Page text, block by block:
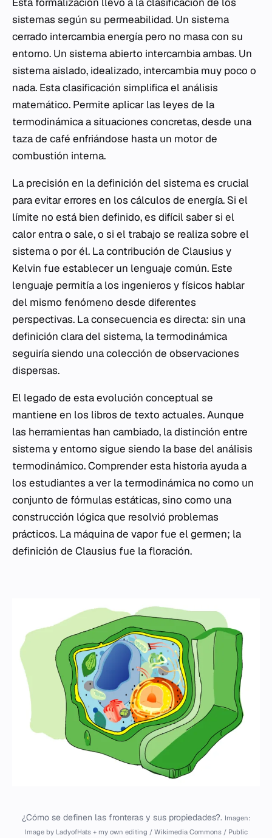
sistemas según su permeabilidad. Un sistema
cerrado intercambia energía pero no masa con su
entorno. Un sistema abierto intercambia ambas. Un
sistema aislado, idealizado, intercambia muy poco o
nada. Esta clasificación simplifica el análisis
matemático. Permite aplicar las leyes de la
termodinámica a situaciones concretas, desde una
taza de café enfriándose hasta un motor de
combustión interna.
La precisión en la definición del sistema es crucial
para evitar errores en los cálculos de energía. Si el
límite no está bien definido, es difícil saber si el
calor entra o sale, o si el trabajo se realiza sobre el
sistema o por él. La contribución de Clausius y
Kelvin fue establecer un lenguaje común. Este
lenguaje permitía a los ingenieros y físicos hablar
del mismo fenómeno desde diferentes
perspectivas. La consecuencia es directa: sin una
definición clara del sistema, la termodinámica
seguiría siendo una colección de observaciones
dispersas.
El legado de esta evolución conceptual se
mantiene en los libros de texto actuales. Aunque
las herramientas han cambiado, la distinción entre
sistema y entorno sigue siendo la base del análisis
termodinámico. Comprender esta historia ayuda a
los estudiantes a ver la termodinámica no como un
conjunto de fórmulas estáticas, sino como una
construcción lógica que resolvió problemas
prácticos. La máquina de vapor fue el germen; la
definición de Clausius fue la floración.
¿Cómo se definen las fronteras y sus propiedades?. Imagen:
Image by LadyofHats + my own editing / Wikimedia Commons / Public